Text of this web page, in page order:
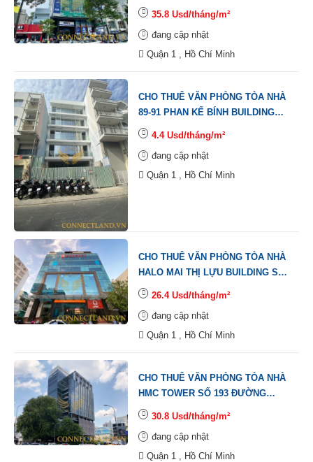
67 ĐƯỜNG NGUYỄN THỊ MINH
KHAI, PHƯỜNG PHẠM NGŨ LÃO,
QUẬN 1.
35.8 Usd/tháng/m²
đang cập nhật
Quận 1 , Hồ Chí Minh
CHO THUÊ VĂN PHÒNG TÒA NHÀ
89-91 PHAN KẾ BÍNH BUILDING
SỐ 89-91 ĐƯỜNG PHAN KẾ BÍNH,
PHƯỜNG ĐA KAO, QUẬN 1.
4.4 Usd/tháng/m²
đang cập nhật
Quận 1 , Hồ Chí Minh
CHO THUÊ VĂN PHÒNG TÒA NHÀ
HALO MAI THỊ LỰU BUILDING SỐ
104 ĐƯỜNG MAI THỊ LỰU,
PHƯỜNG ĐA KAO, QUẬN 1.
26.4 Usd/tháng/m²
đang cập nhật
Quận 1 , Hồ Chí Minh
CHO THUÊ VĂN PHÒNG TÒA NHÀ
HMC TOWER SỐ 193 ĐƯỜNG
ĐINH TIÊN HOÀNG, PHƯỜNG ĐA
30.8 Usd/tháng/m²
đang cập nhật
Quận 1 , Hồ Chí Minh